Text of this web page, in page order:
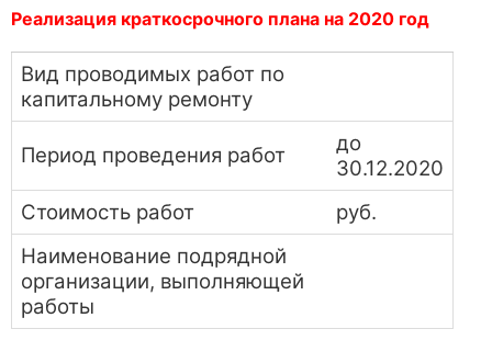
Реализация краткосрочного плана на 2020 год
Вид проводимых работ по
капитальному ремонту
Период проведения работ
до
30.12.2020
Стоимость работ
руб.
Наименование подрядной
организации, выполняющей
работы